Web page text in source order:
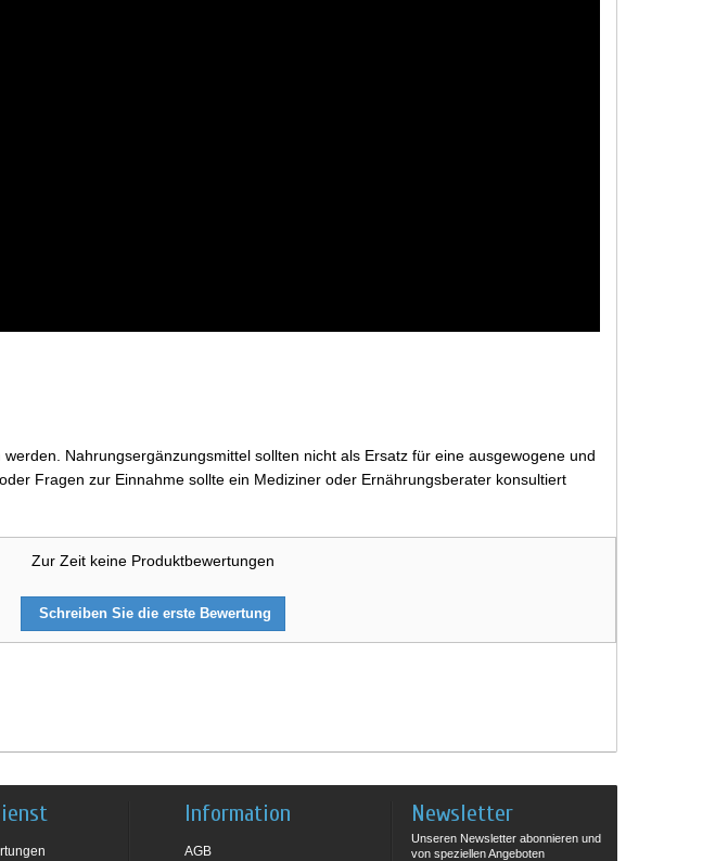
Nahrungsergänzungsmittel sollten nicht als Ersatz für eine ausgewogene und
Fragen zur Einnahme sollte ein Mediziner oder Ernährungsberater konsultiert
Zur Zeit keine Produktbewertungen
Schreiben Sie die erste Bewertung
Information
AGB
Newsletter
Unseren Newsletter abonnieren und
von speziellen Angeboten